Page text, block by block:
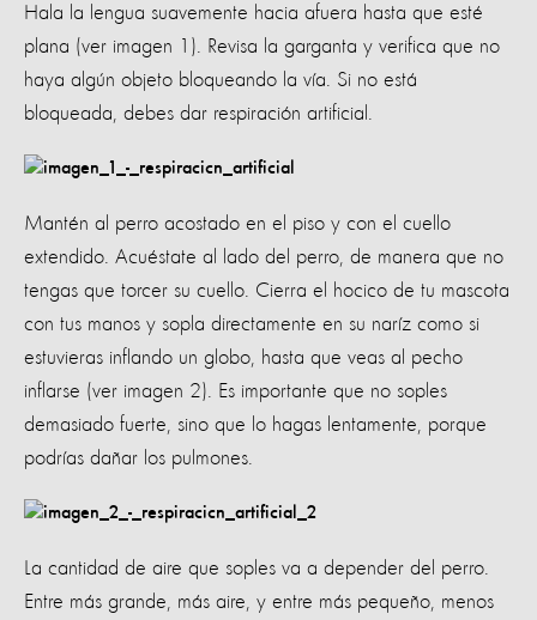
Hala la lengua suavemente hacia afuera hasta que esté
plana (ver imagen 1). Revisa la garganta y verifica que no
haya algún objeto bloqueando la vía. Si no está
bloqueada, debes dar respiración artificial.
Mantén al perro acostado en el piso y con el cuello
extendido. Acuéstate al lado del perro, de manera que no
tengas que torcer su cuello. Cierra el hocico de tu mascota
con tus manos y sopla directamente en su naríz como si
estuvieras inflando un globo, hasta que veas al pecho
inflarse (ver imagen 2). Es importante que no soples
demasiado fuerte, sino que lo hagas lentamente, porque
podrías dañar los pulmones.
La cantidad de aire que soples va a depender del perro.
Entre más grande, más aire, y entre más pequeño, menos